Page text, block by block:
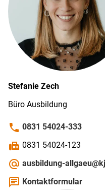
Stefanie Zech
Büro Ausbildung
phone 0831 54024-333
fax 0831 54024-123
alternate_email ausbildung-
chat Kontaktformular